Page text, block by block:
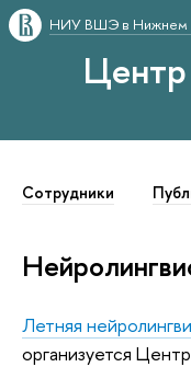
НИУ ВШЭ в Нижнем
Центр
Сотрудники
Летняя
организуется